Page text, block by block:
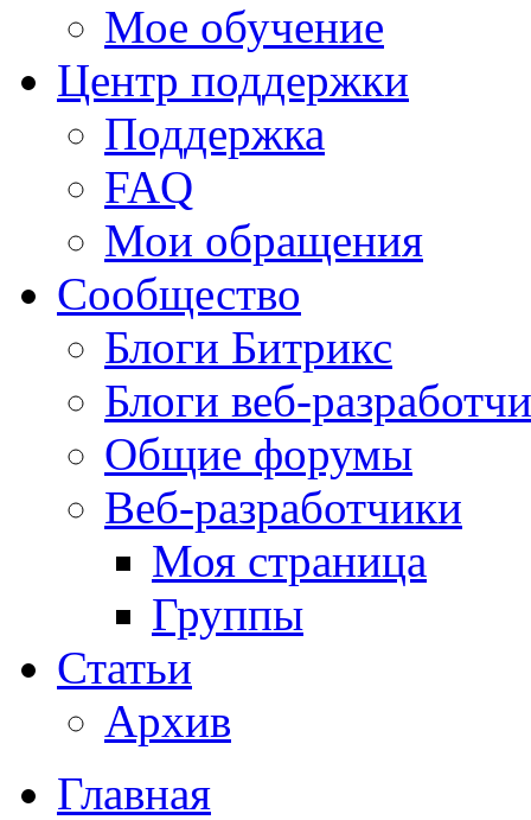
Мое обучение
Центр поддержки
Поддержка
FAQ
Мои обращения
Сообщество
Блоги Битрикс
Блоги веб-
Общие форумы
Веб-разработчики
Моя страница
Группы
Статьи
Архив
Главная